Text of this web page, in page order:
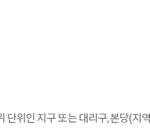
위인 지구 또는 대리구, 본당(지